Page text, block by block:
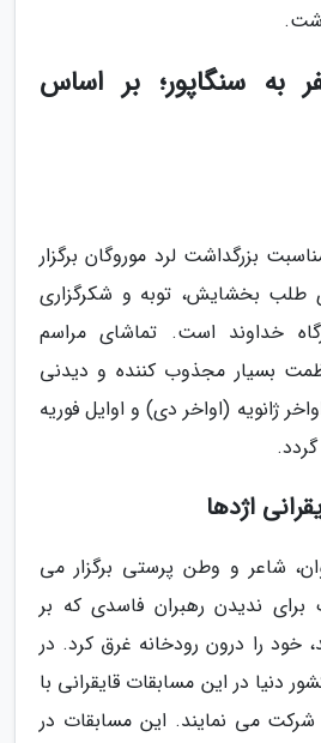
به سنگاپور؛ بر اساس
بزرگداشت لرد موروگان برگزار
طلب بخشایش، توبه و شکرگزاری
خداوند است. تماشای مراسم
بسیار مجذوب کننده و دیدنی
ژانویه (اواخر دی) و اوایل فوریه
اژدها
شاعر و وطن پرستی برگزار می
ندیدن رهبران فاسدی که بر
را درون رودخانه غرق کرد. در
حاضر بیش از 20 کشور دنیا در این مسابقات قایقرانی با
می نمایند. این مسابقات در